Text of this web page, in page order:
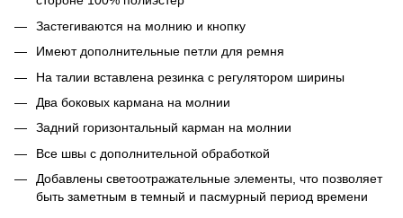
Застегиваются на молнию и кнопку
Имеют дополнительные петли для ремня
На талии вставлена резинка с регулятором ширины
Два боковых кармана на молнии
Задний горизонтальный карман на молнии
Все швы с дополнительной обработкой
Добавлены светоотражательные элементы, что позволяет
быть заметным в темный и пасмурный период времени